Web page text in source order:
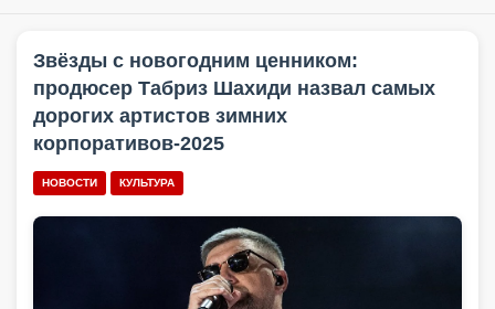
Звёзды с новогодним ценником:
продюсер Табриз Шахиди назвал самых
дорогих артистов зимних
корпоративов-2025
НОВОСТИ КУЛЬТУРА